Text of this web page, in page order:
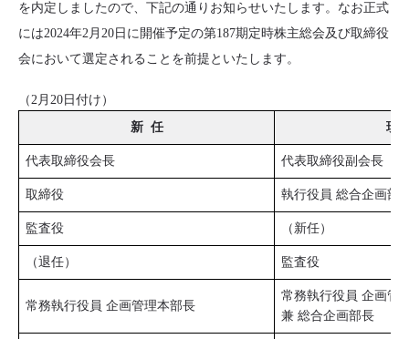
を内定しましたので、下記の通りお知らせいたします。なお正式
には2024年2月20日に開催予定の第187期定時株主総会及び取締役
会において選定されることを前提といたします。
（2月20日付け）
新 任
現
代表取締役会長 代表取締役副会長
取締役 執行役員 総合企画部
監査役 （新任）
（退任） 監査役
常務執行役員 企画管理本部長
常務執行役員 企画管
兼 総合企画部長